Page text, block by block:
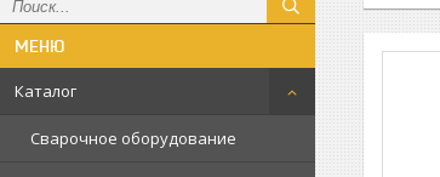
Каталог
Сварочное оборудование